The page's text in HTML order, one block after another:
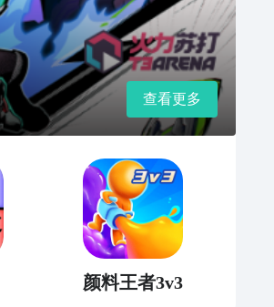
查看更多
颜料王者3v3